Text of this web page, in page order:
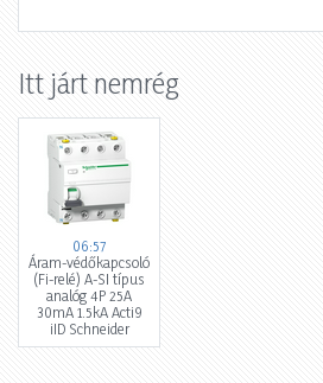
Itt járt nemrég
06:57
Áram-védőkapcsoló
(Fi-relé) A-SI típus
analóg 4P 25A
30mA 1.5kA Acti9
iID Schneider